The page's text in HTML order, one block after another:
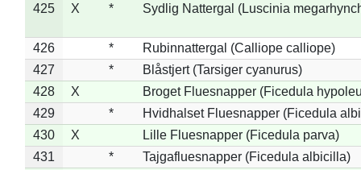
425
X * Sydlig Nattergal (Luscinia
426 *
Rubinnattergal (Calliope calliope)
427
*
Blåstjert (Tarsiger cyanurus)
428
X
Broget Fluesnapper (Ficedula
429
*
Hvidhalset Fluesnapper (Ficedula
430
X
Lille Fluesnapper (Ficedula parva)
431
*
Tajgafluesnapper (Ficedula albicilla)